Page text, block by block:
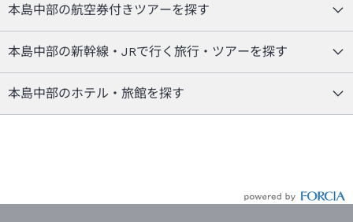
本島中部の航空券付きツアーを探す
本島中部の新幹線・JRで行く旅行・ツアーを探す
本島中部のホテル・旅館を探す